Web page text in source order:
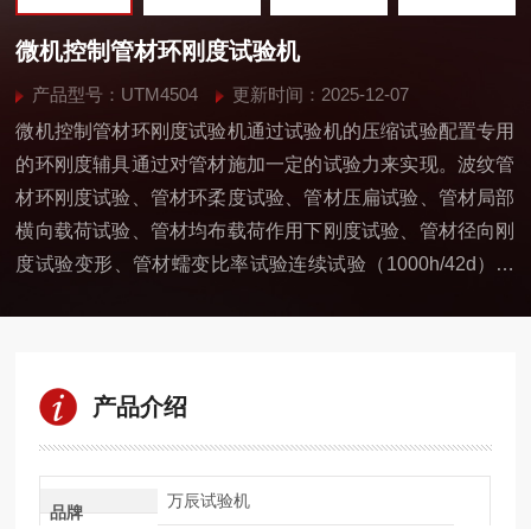
微机控制管材环刚度试验机
产品型号：UTM4504
更新时间：2025-12-07
微机控制管材环刚度试验机通过试验机的压缩试验配置专用
的环刚度辅具通过对管材施加一定的试验力来实现。波纹管
材环刚度试验、管材环柔度试验、管材压扁试验、管材局部
横向载荷试验、管材均布载荷作用下刚度试验、管材径向刚
度试验变形、管材蠕变比率试验连续试验（1000h/42d）、
产品介绍
品牌
万辰试验机